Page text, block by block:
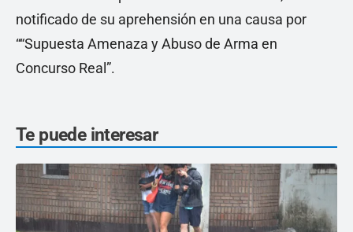
notificado de su aprehensión en una causa por
““Supuesta Amenaza y Abuso de Arma en
Concurso Real”.
Te puede interesar